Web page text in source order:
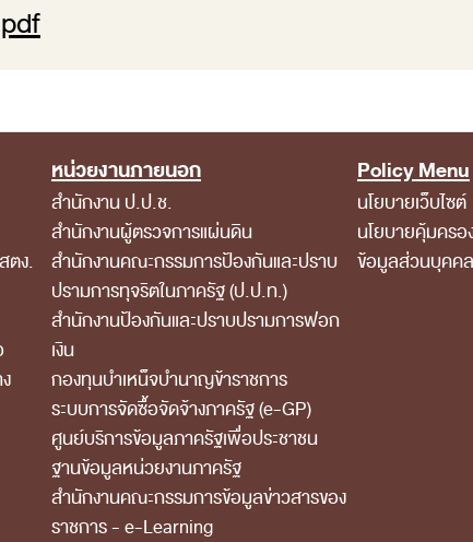
ตง.
หน่วยงานภายนอก
สำนักงาน ป.ป.ช.
สำนักงานผู้ตรวจการแผ่นดิน
สำนักงานคณะกรรมการป้องกันและปราบ
ปรามการทุจริตในภาครัฐ (ป.ป.ท.)
สำนักงานป้องกันและปราบปรามการฟอก
เงิน
กองทุนบำเหน็จบำนาญข้าราชการ
ระบบการจัดซื้อจัดจ้างภาครัฐ (e-GP)
ศูนย์บริการข้อมูลภาครัฐเพื่อประชาชน
ฐานข้อมูลหน่วยงานภาครัฐ
สํานักงานคณะกรรมการข้อมูลข่าวสารของ
ราชการ - e-Learning
Policy Menu
นโยบายเว็บไซต์
นโยบายคุ้มครอ
ข้อมูลส่วนบุคคล